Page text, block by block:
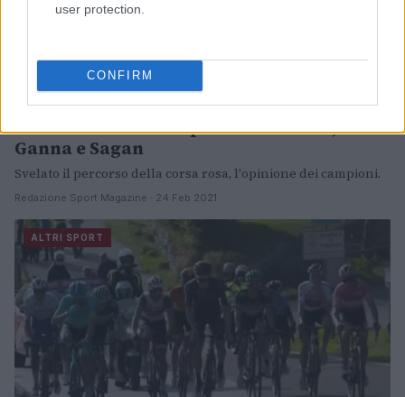
user protection.
CONFIRM
Giro d’Italia 2021: il parere di Nibali,
Ganna e Sagan
Svelato il percorso della corsa rosa, l'opinione dei campioni.
Redazione Sport Magazine · 24 Feb 2021
ALTRI SPORT